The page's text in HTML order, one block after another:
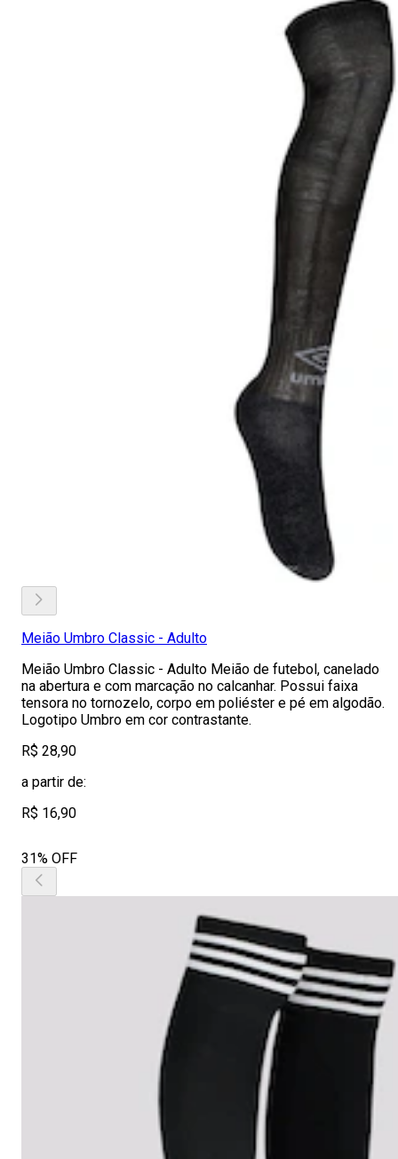
Meião Umbro Classic - Adulto
Meião Umbro Classic - Adulto Meião de futebol, canelado
na abertura e com marcação no calcanhar. Possui faixa
tensora no tornozelo, corpo em poliéster e pé em algodão.
Logotipo Umbro em cor contrastante.
R$ 28,90
a partir de:
R$ 16,90
31% OFF